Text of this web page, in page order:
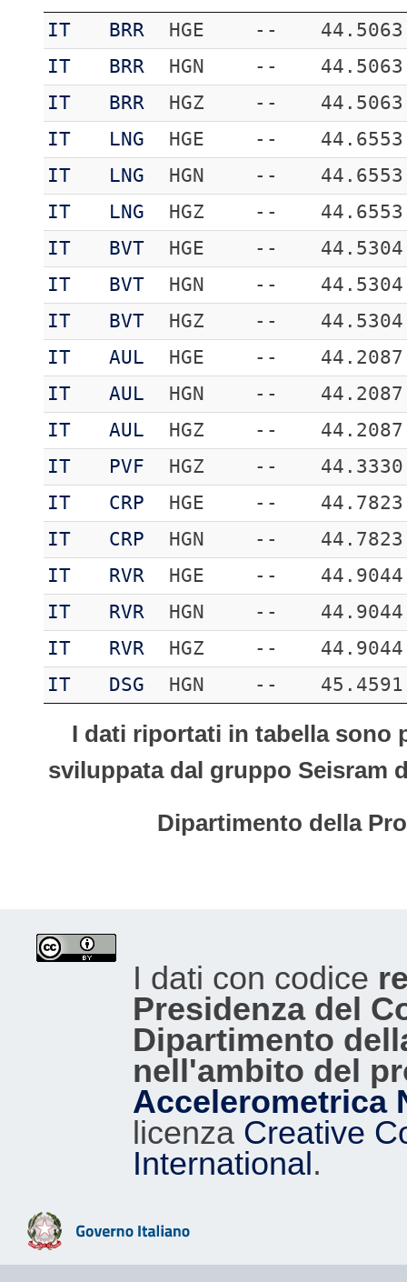
IT BRR HGE --
44.5063
IT
BRR HGN --
44.5063
IT
BRR HGZ --
44.5063
IT
LNG HGE --
44.6553
IT
LNG HGN --
44.6553
IT
LNG HGZ --
44.6553
IT
BVT HGE --
44.5304
IT
BVT HGN --
44.5304
IT
BVT HGZ --
44.5304
IT
AUL HGE --
44.2087
IT
AUL HGN --
44.2087
IT
AUL HGZ --
44.2087
IT
PVF HGZ --
44.3330
IT
CRP HGE --
44.7823
IT
CRP HGN --
44.7823
IT
RVR HGE --
44.9044
IT
RVR HGN --
44.9044
IT
RVR HGZ --
44.9044
IT
DSG HGN -- 45.4591
I dati riportati in tabella sono
sviluppata dal gruppo Seisram
Dipartimento della
I dati con codice
Presidenza del
Dipartimento
nell'ambito del
Accelerometrica
licenza Creative
International.